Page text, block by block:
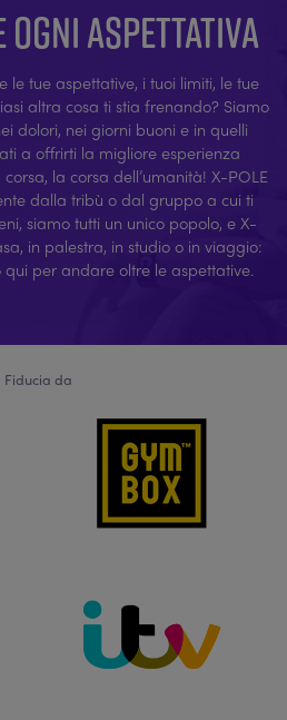
OGNI ASPETTATIVA
le tue aspettative, i tuoi limiti, le tue
altra cosa ti stia frenando? Siamo
dolori, nei giorni buoni e in quelli
a offrirti la migliore esperienza
la corsa dell’umanità! X-POLE
dalla tribù o dal gruppo a cui ti
siamo tutti un unico popolo, e X-
in palestra, in studio o in viaggio:
qui per andare oltre le aspettative.
Fiducia da